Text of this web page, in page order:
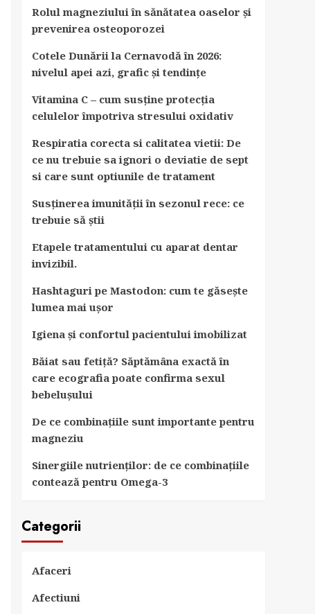
Rolul magneziului în sănătatea oaselor și
prevenirea osteoporozei
Cotele Dunării la Cernavodă în 2026:
nivelul apei azi, grafic și tendințe
Vitamina C – cum susține protecția
celulelor împotriva stresului oxidativ
Respiratia corecta si calitatea vietii: De
ce nu trebuie sa ignori o deviatie de sept
si care sunt optiunile de tratament
Susținerea imunității în sezonul rece: ce
trebuie să știi
Etapele tratamentului cu aparat dentar
invizibil.
Hashtaguri pe Mastodon: cum te găsește
lumea mai ușor
Igiena și confortul pacientului imobilizat
Băiat sau fetiță? Săptămâna exactă în
care ecografia poate confirma sexul
bebelușului
De ce combinațiile sunt importante pentru
magneziu
Sinergiile nutrienților: de ce combinațiile
contează pentru Omega-3
Categorii
Afaceri
Afectiuni